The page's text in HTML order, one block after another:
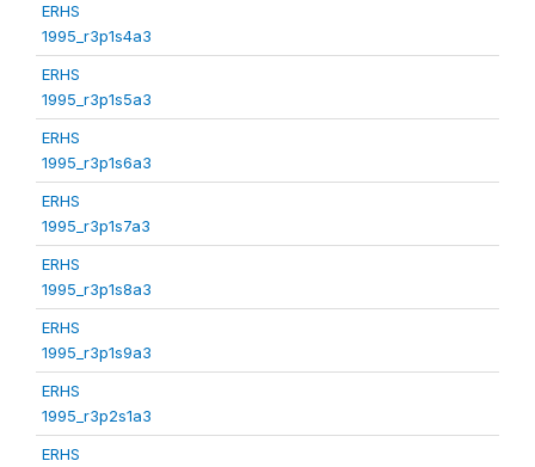
ERHS
1995_r3p1s4a3
ERHS
1995_r3p1s5a3
ERHS
1995_r3p1s6a3
ERHS
1995_r3p1s7a3
ERHS
1995_r3p1s8a3
ERHS
1995_r3p1s9a3
ERHS
1995_r3p2s1a3
ERHS